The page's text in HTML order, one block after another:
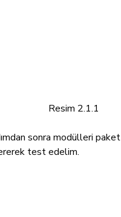
Resim 2.1.1
sonra modülleri paket
test edelim.